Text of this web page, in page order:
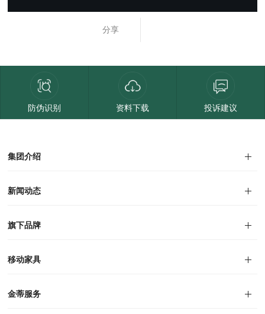
分享
防伪识别 资料下载 投诉建议
集团介绍
集团介绍
企业文化
人才招聘
商学院
VR全景展厅
董事长介绍
新闻动态
旗下品牌
品牌文化
移动家具
迪尚
西瑞
洛斯
里奥
洛卡
美舍
新古典
纯美
金蒂服务